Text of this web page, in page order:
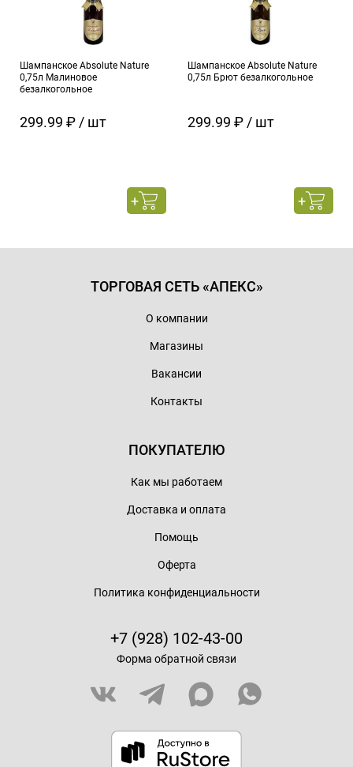
Шампанское Absolute Nature
0,75л Малиновое
безалкогольное
299.99 ₽ / шт
Шампанское Absolute Nature
0,75л Брют безалкогольное
299.99 ₽ / шт
ТОРГОВАЯ СЕТЬ «АПЕКС»
О компании
Магазины
Вакансии
Контакты
ПОКУПАТЕЛЮ
Как мы работаем
Доставка и оплата
Помощь
Оферта
Политика конфиденциальности
+7 (928) 102-43-00
Форма обратной связи